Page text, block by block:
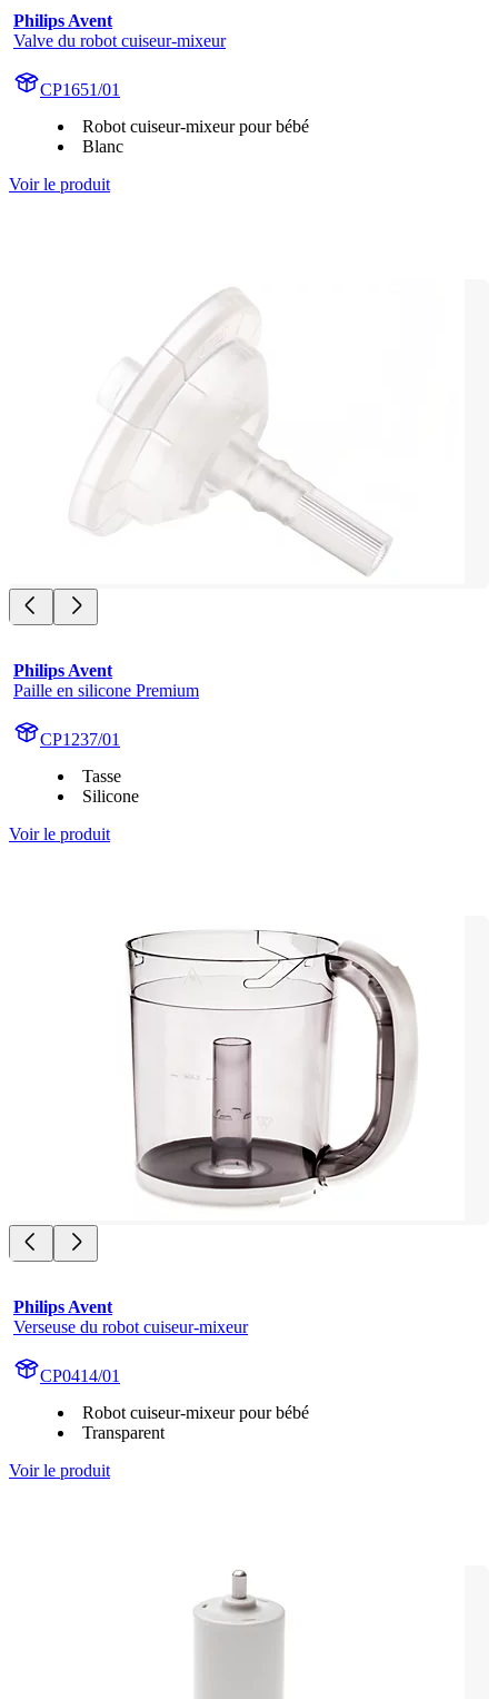
Philips Avent
Valve du robot cuiseur-mixeur
CP1651/01
Robot cuiseur-mixeur pour bébé
Blanc
Voir le produit
Philips Avent
Paille en silicone Premium
CP1237/01
Tasse
Silicone
Voir le produit
Philips Avent
Verseuse du robot cuiseur-mixeur
CP0414/01
Robot cuiseur-mixeur pour bébé
Transparent
Voir le produit